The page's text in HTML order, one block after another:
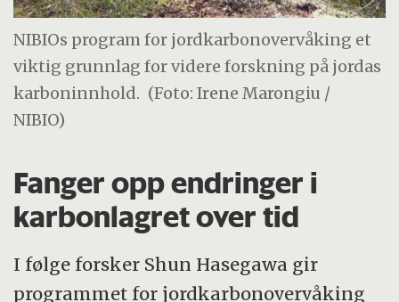
NIBIOs program for jordkarbonovervåking et
viktig grunnlag for videre forskning på jordas
karboninnhold. (Foto: Irene Marongiu /
NIBIO)
Fanger opp endringer i
karbonlagret over tid
I følge forsker Shun Hasegawa gir
programmet for jordkarbonovervåking